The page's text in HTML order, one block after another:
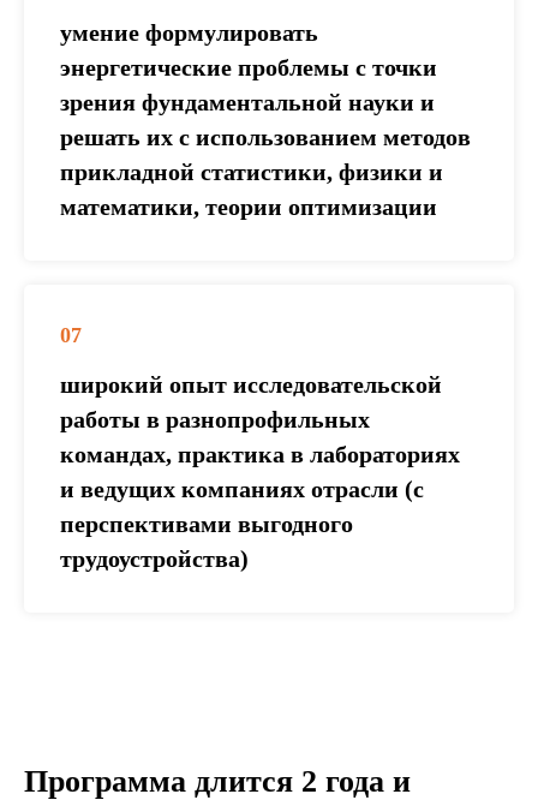
умение формулировать
энергетические проблемы с точки
зрения фундаментальной науки и
решать их с использованием методов
прикладной статистики, физики и
математики, теории оптимизации
07
широкий опыт исследовательской
работы в разнопрофильных
командах, практика в лабораториях
и ведущих компаниях отрасли (с
перспективами выгодного
трудоустройства)
Программа длится 2 года и